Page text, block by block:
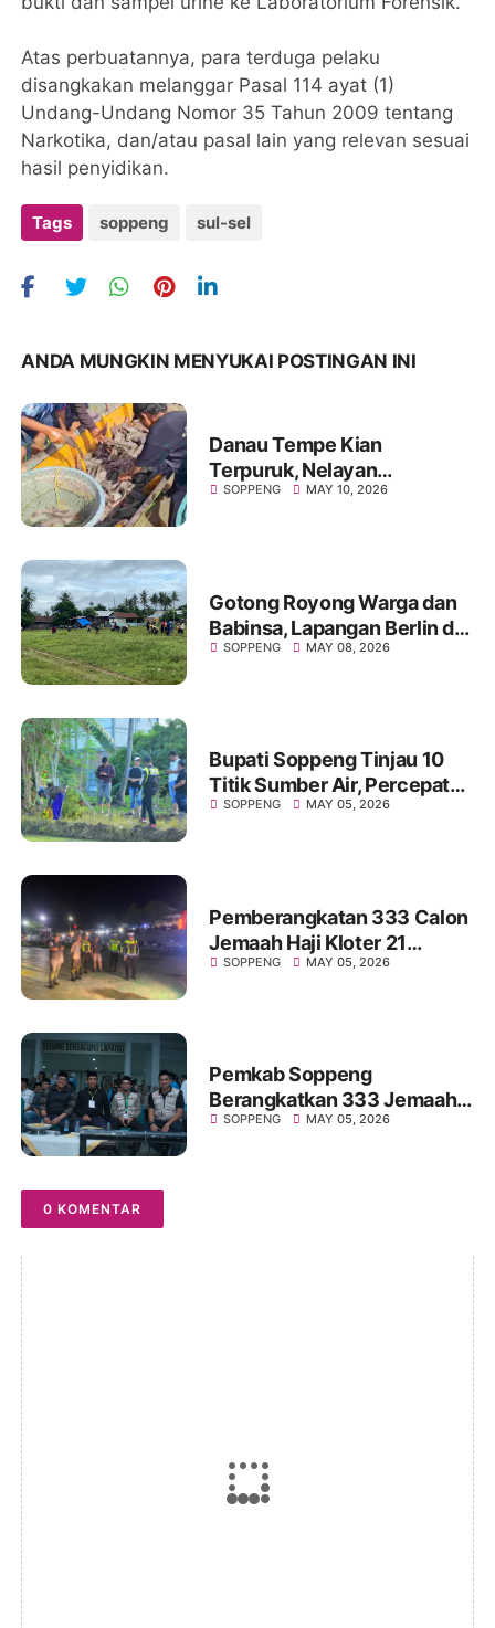
Atas perbuatannya, para terduga pelaku
disangkakan melanggar Pasal 114 ayat (1)
Undang-Undang Nomor 35 Tahun 2009 tentang
Narkotika, dan/atau pasal lain yang relevan sesuai
hasil penyidikan.
Tags soppeng sul-sel
ANDA MUNGKIN MENYUKAI POSTINGAN INI
Danau Tempe Kian
Terpuruk, Nelayan
Marioriawa Tinggalkan
SOPPENG MAY 10, 2026
Gotong Royong Warga dan
Babinsa, Lapangan Berlin di
Desa Laringgi Kembali
SOPPENG MAY 08, 2026
Bupati Soppeng Tinjau 10
Titik Sumber Air, Percepat
Program Listrik Masuk
SOPPENG MAY 05, 2026
Pemberangkatan 333 Calon
Jemaah Haji Kloter 21
Soppeng Berlangsung Aman
SOPPENG MAY 05, 2026
Pemkab Soppeng
Berangkatkan 333 Jemaah
Calon Haji Kloter 21,
SOPPENG MAY 05, 2026
0 KOMENTAR